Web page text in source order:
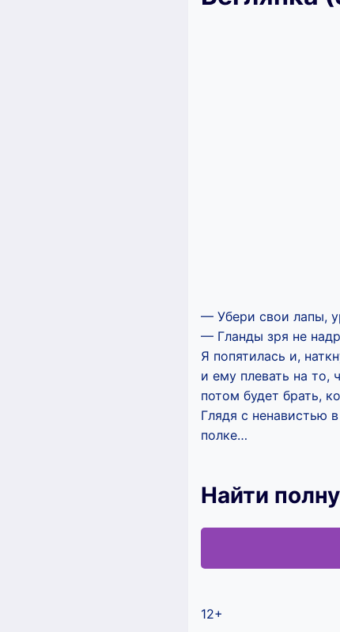
— Убери свои лапы,
— Гланды зря не
Я попятилась и,
и ему плевать на то,
потом будет брать,
Глядя с ненавистью
полке…
Найти
12+